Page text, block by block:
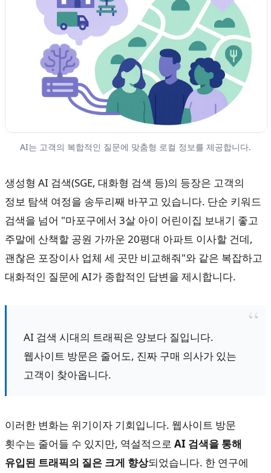
AI는 고객의 복합적인 질문에 맞춤형 로컬 정보를 제공합니다.
생성형 AI 검색(SGE, 대화형 검색 등)의 등장은 고객의
정보 탐색 여정을 송두리째 바꾸고 있습니다. 단순 키워드
검색을 넘어 "마포구에서 3살 아이 어린이집 보내기 좋고
주말에 산책할 공원 가까운 20평대 아파트 이사할 건데,
괜찮은 포장이사 업체 세 곳만 비교해줘"와 같은 복잡하고
대화적인 질문에 AI가 종합적인 답변을 제시합니다.
AI 검색 시대의 트래픽은 양보다 질입니다.
웹사이트 방문은 줄어도, 진짜 구매 의사가 있는
고객이 찾아옵니다.
이러한 변화는 위기이자 기회입니다. 웹사이트 방문
횟수는 줄어들 수 있지만, 역설적으로 AI 검색을 통해
유입된 트래픽의 질은 크게 향상되었습니다. 한 연구에